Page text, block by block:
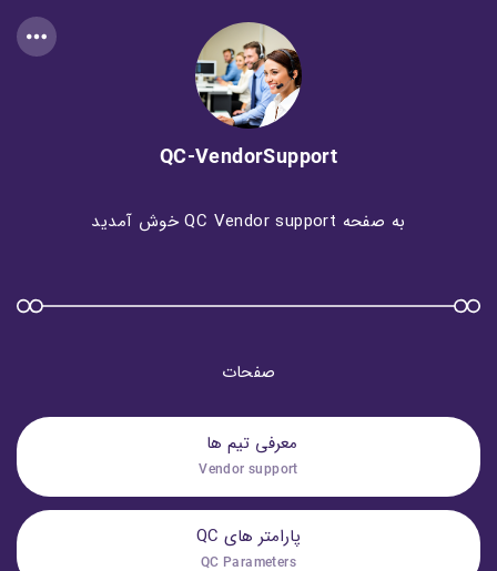
QC-VendorSupport
به صفحه QC Vendor support خوش آمدید
صفحات
معرفی تیم ها
Vendor support
پارامتر های QC
QC Parameters